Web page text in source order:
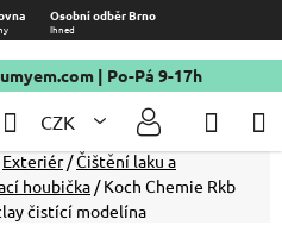
Osobní odběr Brno
Ihned
| Po-Pá 9-17h
CZK
Hledat
Exteriér /Čištění laku a
houbička / Koch Chemie Rkb
čistící modelína